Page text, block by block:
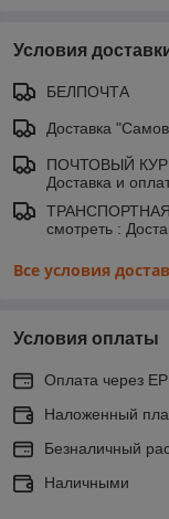
Условия
БЕЛПОЧТА
Доставка
ПОЧТОВЫЙ
Доставка и
смотреть :
Все условия
Условия оплаты
Оплата через
Наложенный
Безналичный
Наличными